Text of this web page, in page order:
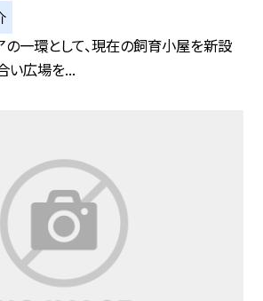
一環として、現在の飼育小屋を新設
い広場を...